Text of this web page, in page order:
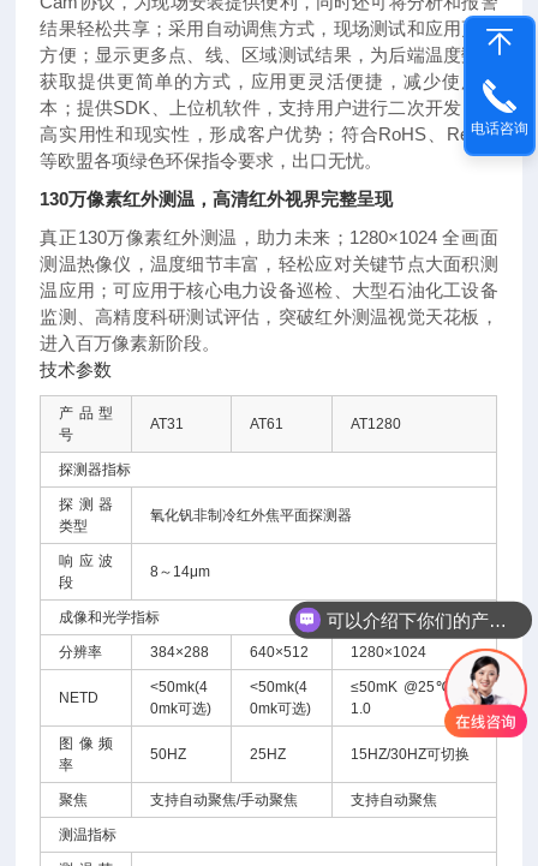
结果轻松共享；采用自动调焦方式，现场测试和应用更加
方便；显示更多点、线、区域测试结果，为后端温度数据
获取提供更简单的方式，应用更灵活便捷，减少使用成
本；提供SDK、上位机软件，支持用户进行二次开发，提
高实用性和现实性，形成客户优势；符合RoHS、Reach
等欧盟各项绿色环保指令要求，出口无忧。
130万像素红外测温，高清红外视界完整呈现
真正130万像素红外测温，助力未来；1280×1024 全画面
测温热像仪，温度细节丰富，轻松应对关键节点大面积测
温应用；可应用于核心电力设备巡检、大型石油化工设备
监测、高精度科研测试评估，突破红外测温视觉天花板，
进入百万像素新阶段。
技术参数
产品型
号
AT31 AT61 AT1280
探测器指标
探测器
类型
氧化钒非制冷红外焦平面探测器
响应波
段
8～14μm
成像和光学指标
分辨率 384×288 640×512 1280×1024
NETD
<50mk(4
0mk可选)
<50mk(4
0mk可选)
≤50mK @25℃, F#
1.0
图像频
率
50HZ 25HZ 15HZ/30HZ可切换
聚焦 支持自动聚焦/手动聚焦 支持自动聚焦
测温指标
电话咨询
可以介绍下你们的产品么